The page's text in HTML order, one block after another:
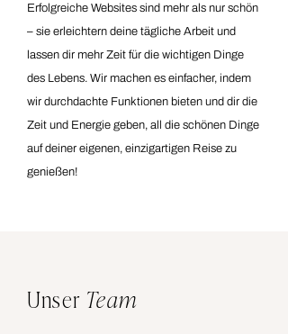
Erfolgreiche Websites sind mehr als nur schön
– sie erleichtern deine tägliche Arbeit und
lassen dir mehr Zeit für die wichtigen Dinge
des Lebens. Wir machen es einfacher, indem
wir durchdachte Funktionen bieten und dir die
Zeit und Energie geben, all die schönen Dinge
auf deiner eigenen, einzigartigen Reise zu
genießen!
Unser Team